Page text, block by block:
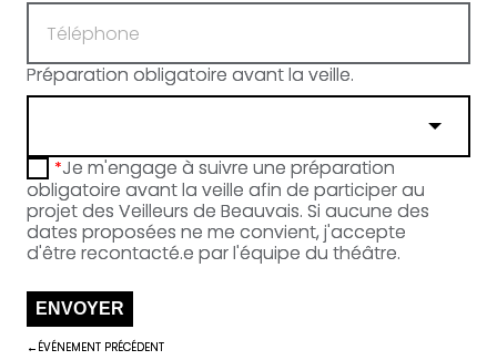
Préparation obligatoire avant la veille.
*Je m'engage à suivre une préparation
obligatoire avant la veille afin de participer au
projet des Veilleurs de Beauvais. Si aucune des
dates proposées ne me convient, j'accepte
d'être recontacté.e par l'équipe du théâtre.
ENVOYER
ÉVÉNEMENT PRÉCÉDENT